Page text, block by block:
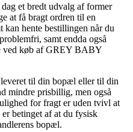
et bredt udvalg af former
at få bragt ordren til en
kan hente bestillingen når du
samt endda også
ved køb af GREY BABY
til din bopæl eller til din
mindre prisbillig, men også
for fragt er uden tvivl at
betinget af at du fysisk
bopæl.